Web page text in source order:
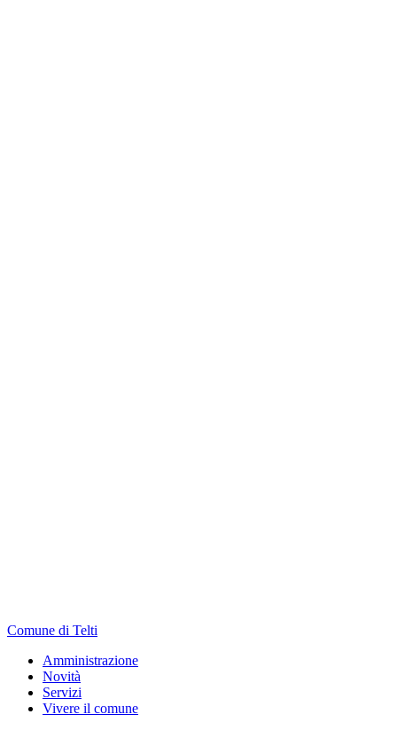
Comune di Telti
Amministrazione
Novità
Servizi
Vivere il comune